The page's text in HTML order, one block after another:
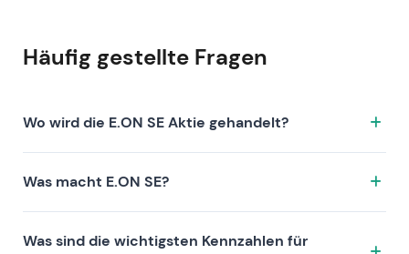
Häufig gestellte Fragen
Wo wird die E.ON SE Aktie gehandelt?
an der Börse XETRA gehandelt. ISIN: DE000ENAG999.
Was macht E.ON SE?
Investment-These auszeichnet:
Was sind die wichtigsten Kennzahlen für